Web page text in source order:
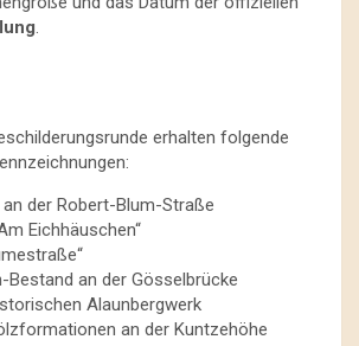
.
erhalten folgende
der Robert-Blum-Straße
Eichhäuschen“
Bestand an der Gösselbrücke
Alaunbergwerk
an der Kuntzehöhe